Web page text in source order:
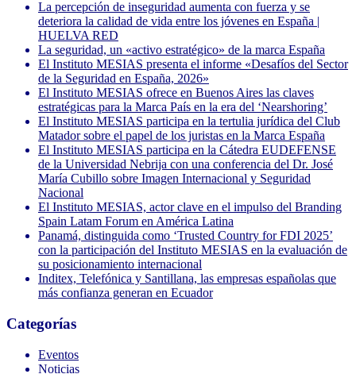
La percepción de inseguridad aumenta con fuerza y se
deteriora la calidad de vida entre los jóvenes en España |
HUELVA RED
La seguridad, un «activo estratégico» de la marca España
El Instituto MESIAS presenta el informe «Desafíos del Sector
de la Seguridad en España, 2026»
El Instituto MESIAS ofrece en Buenos Aires las claves
estratégicas para la Marca País en la era del ‘Nearshoring’
El Instituto MESIAS participa en la tertulia jurídica del Club
Matador sobre el papel de los juristas en la Marca España
El Instituto MESIAS participa en la Cátedra EUDEFENSE
de la Universidad Nebrija con una conferencia del Dr. José
María Cubillo sobre Imagen Internacional y Seguridad
Nacional
El Instituto MESIAS, actor clave en el impulso del Branding
Spain Latam Forum en América Latina
Panamá, distinguida como ‘Trusted Country for FDI 2025’
con la participación del Instituto MESIAS en la evaluación de
su posicionamiento internacional
Inditex, Telefónica y Santillana, las empresas españolas que
más confianza generan en Ecuador
Categorías
Eventos
Noticias